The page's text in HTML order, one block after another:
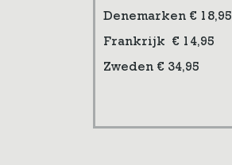
Denemarken € 18,95
Frankrijk € 14,95
Zweden € 34,95